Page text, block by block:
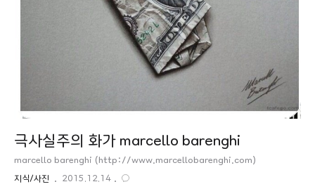
극사실주의 화가 marcello barenghi
marcello barenghi (http://www.marcellobarenghi.com)
지식/사진 2015.12.14